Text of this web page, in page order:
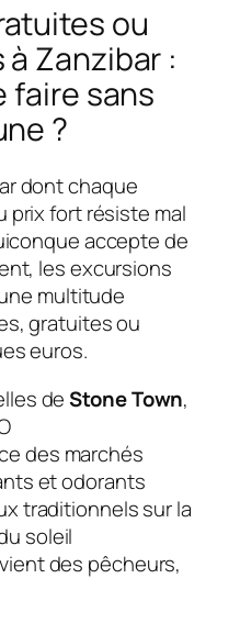
ou
Zanzibar :
faire sans
?
dont chaque
prix fort résiste mal
accepte de
les excursions
multitude
gratuites ou
euros.
deStone Town,
des marchés
et odorants
traditionnels sur la
soleil
des pêcheurs,